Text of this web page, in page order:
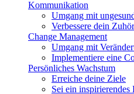
Kommunikation
Umgang mit
Verbessere dein
Change Management
Umgang mit
Implementiere eine
Persönliches Wachstum
Erreiche deine Ziele
Sei ein inspirierendes